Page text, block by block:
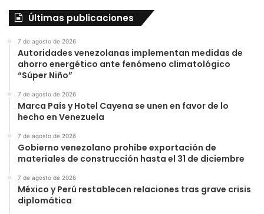
Últimas publicaciones
7 de agosto de 2026
Autoridades venezolanas implementan medidas de
ahorro energético ante fenómeno climatológico
“Súper Niño”
7 de agosto de 2026
Marca País y Hotel Cayena se unen en favor de lo
hecho en Venezuela
7 de agosto de 2026
Gobierno venezolano prohíbe exportación de
materiales de construcción hasta el 31 de diciembre
7 de agosto de 2026
México y Perú restablecen relaciones tras grave crisis
diplomática